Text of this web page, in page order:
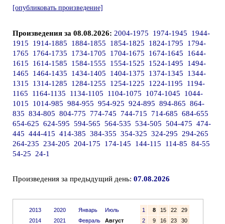
[опубликовать произведение]
Произведения за 08.08.2026: 2004-1975 1974-1945
1944-
1915
1914-1885 1884-1855 1854-1825 1824-1795
1794-
1765
1764-1735 1734-1705 1704-1675 1674-1645
1644-
1615
1614-1585 1584-1555 1554-1525 1524-1495
1494-
1465
1464-1435 1434-1405 1404-1375 1374-1345
1344-
1315
1314-1285 1284-1255 1254-1225 1224-1195
1194-
1165
1164-1135 1134-1105 1104-1075 1074-1045
1044-
1015
1014-985 984-955 954-925 924-895 894-865 864-
835 834-805 804-775 774-745 744-715 714-685 684-655
654-625 624-595 594-565 564-535 534-505 504-475 474-
445 444-415 414-385 384-355 354-325 324-295
294-265
264-235
234-205 204-175 174-145 144-115 114-85 84-55
54-25
24-1
Произведения за предыдущий день: 07.08.2026
2013
2014
2020
2021
Январь
Июль
Февраль
Август
1 8 15 22
29
2
9 16 23
30